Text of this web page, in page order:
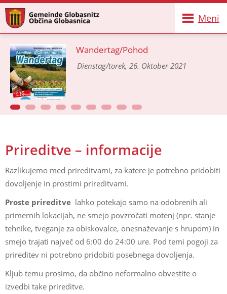
Meni
Wandertag/Pohod
Dienstag/torek, 26. Oktober 2021
Prireditve – informacije
Razlikujemo med prireditvami, za katere je potrebno pridobiti
dovoljenje in prostimi prireditvami.
Proste prireditve lahko potekajo samo na odobrenih ali
primernih lokacijah, ne smejo povzročati motenj (npr. stanje
tehnike, tveganje za obiskovalce, onesnaževanje s hrupom) in
smejo trajati največ od 6:00 do 24:00 ure. Pod temi pogoji za
prireditev ni potrebno pridobiti posebnega dovoljenja.
Kljub temu prosimo, da občino neformalno obvestite o
izvedbi take prireditve.